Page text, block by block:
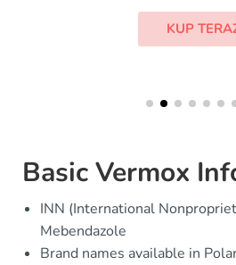
KUP TERAZ
Basic Vermox
INN (International
Mebendazole
Brand names available in